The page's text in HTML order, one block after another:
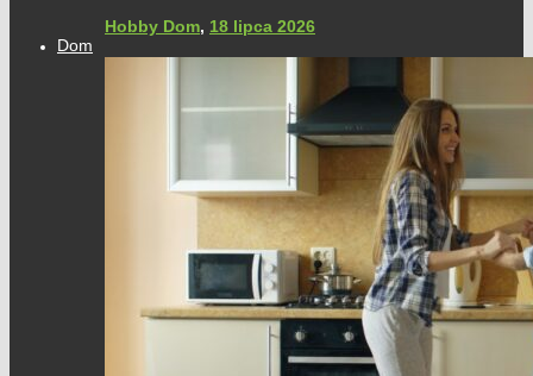
Hobby Dom, 18 lipca 2026
Dom